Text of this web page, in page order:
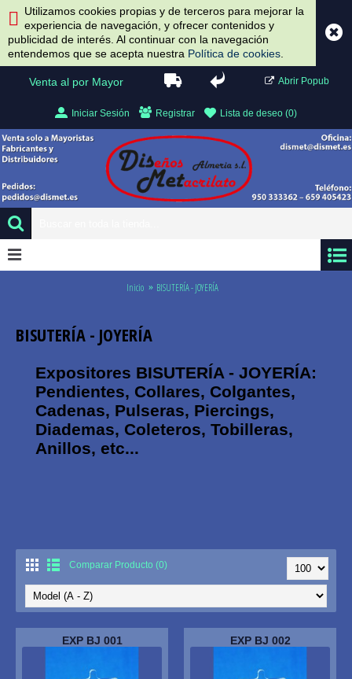
Utilizamos cookies propias y de terceros para mejorar la
experiencia de navegación, y ofrecer contenidos y
publicidad de interés. Al continuar con la navegación
entendemos que se acepta nuestra Política de cookies
Venta al por Mayor Abrir Popub
Iniciar Sesión Registrar Lista de deseo (0)
Inicio BISUTERÍA - JOYERÍA
BISUTERÍA - JOYERÍA
Expositores BISUTERÍA - JOYERÍA:
Pendientes, Collares, Colgantes,
Cadenas, Pulseras, Piercings,
Diademas, Coleteros, Tobilleras,
Anillos, etc...
Comparar Producto (0)
EXP BJ 001 EXP BJ 002